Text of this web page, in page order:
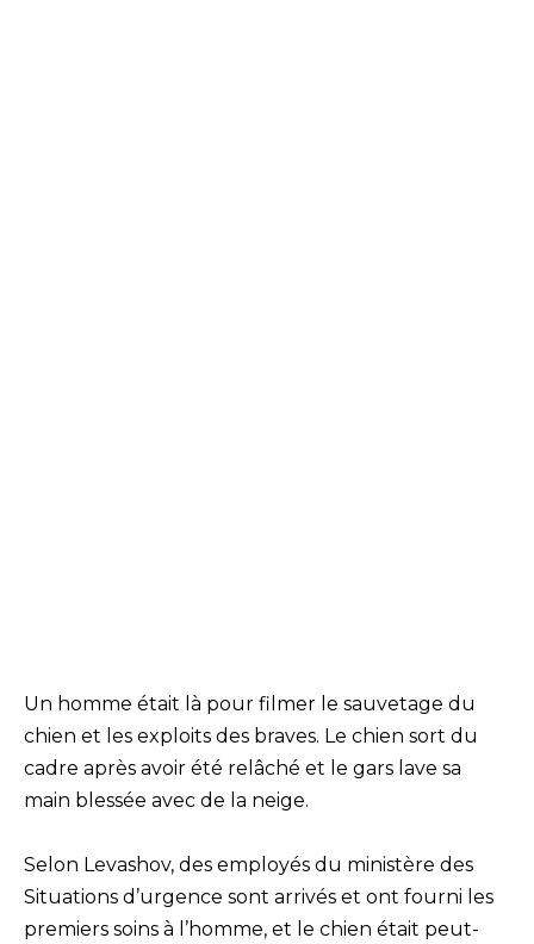
Un homme était là pour filmer le sauvetage du
chien et les exploits des braves. Le chien sort du
cadre après avoir été relâché et le gars lave sa
main blessée avec de la neige.
Selon Levashov, des employés du ministère des
Situations d’urgence sont arrivés et ont fourni les
premiers soins à l’homme, et le chien était peut-